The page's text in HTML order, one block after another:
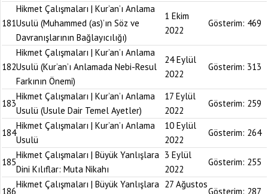
181
Hikmet Çalışmaları | Kur’an’ı Anlama
Usulü (Muhammed (as)’ın Söz ve
Davranışlarının Bağlayıcılığı)
1 Ekim
2022
Gösterim: 469
182
Hikmet Çalışmaları | Kur’an’ı Anlama
Usulü (Kur’an’ı Anlamada Nebi-Resul
Farkının Önemi)
24 Eylül
2022
Gösterim: 313
183
Hikmet Çalışmaları | Kur’an’ı Anlama
Usulü (Usule Dair Temel Ayetler)
17 Eylül
2022
Gösterim: 259
184
Hikmet Çalışmaları | Kur’an’ı Anlama
Usulü
10 Eylül
2022
Gösterim: 264
185
Hikmet Çalışmaları | Büyük Yanlışlara
Dini Kılıflar: Muta Nikahı
3 Eylül
2022
Gösterim: 255
186
Hikmet Çalışmaları | Büyük Yanlışlara 27 Ağustos
Gösterim: 287